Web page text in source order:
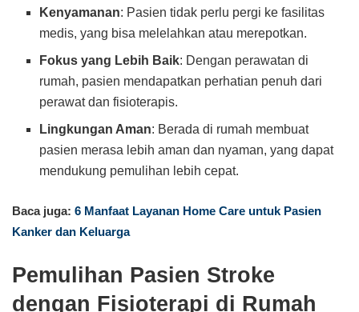
Kenyamanan: Pasien tidak perlu pergi ke fasilitas
medis, yang bisa melelahkan atau merepotkan.
Fokus yang Lebih Baik: Dengan perawatan di
rumah, pasien mendapatkan perhatian penuh dari
perawat dan fisioterapis.
Lingkungan Aman: Berada di rumah membuat
pasien merasa lebih aman dan nyaman, yang dapat
mendukung pemulihan lebih cepat.
Baca juga: 6 Manfaat Layanan Home Care untuk Pasien
Kanker dan Keluarga
Pemulihan Pasien Stroke
dengan Fisioterapi di Rumah